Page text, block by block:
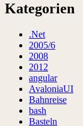
Kategorien
.Net
2005/6
2008
2012
angular
AvaloniaUI
Bahnreise
bash
Basteln